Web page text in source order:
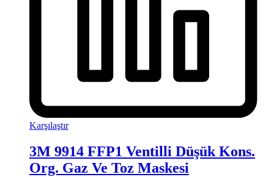
Karşılaştır
3M 9914 FFP1 Ventilli Düşük Kons.
Org. Gaz Ve Toz Maskesi